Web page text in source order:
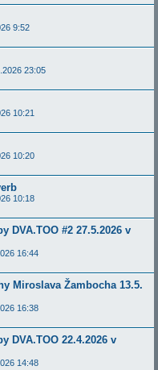
9:52
23:05
10:21
10:20
10:18
DVA.TOO #2 27.5.2026 v
16:44
Miroslava Žambocha 13.5.
16:38
DVA.TOO 22.4.2026 v
14:48